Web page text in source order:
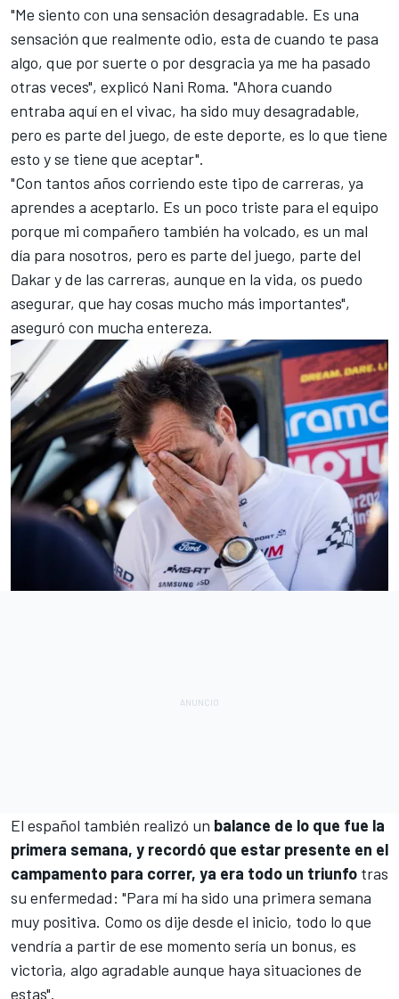
"Me siento con una sensación desagradable. Es una
sensación que realmente odio, esta de cuando te pasa
algo, que por suerte o por desgracia ya me ha pasado
otras veces", explicó Nani Roma. "Ahora cuando
entraba aquí en el vivac, ha sido muy desagradable,
pero es parte del juego, de este deporte, es lo que tiene
esto y se tiene que aceptar".
"Con tantos años corriendo este tipo de carreras, ya
aprendes a aceptarlo. Es un poco triste para el equipo
porque mi compañero también ha volcado, es un mal
día para nosotros, pero es parte del juego, parte del
Dakar y de las carreras, aunque en la vida, os puedo
asegurar, que hay cosas mucho más importantes",
aseguró con mucha entereza.
El español también realizó un balance de lo que fue la
primera semana, y recordó que estar presente en el
campamento para correr, ya era todo un triunfo tras
su enfermedad: "Para mí ha sido una primera semana
muy positiva. Como os dije desde el inicio, todo lo que
vendría a partir de ese momento sería un bonus, es
victoria, algo agradable aunque haya situaciones de
estas".